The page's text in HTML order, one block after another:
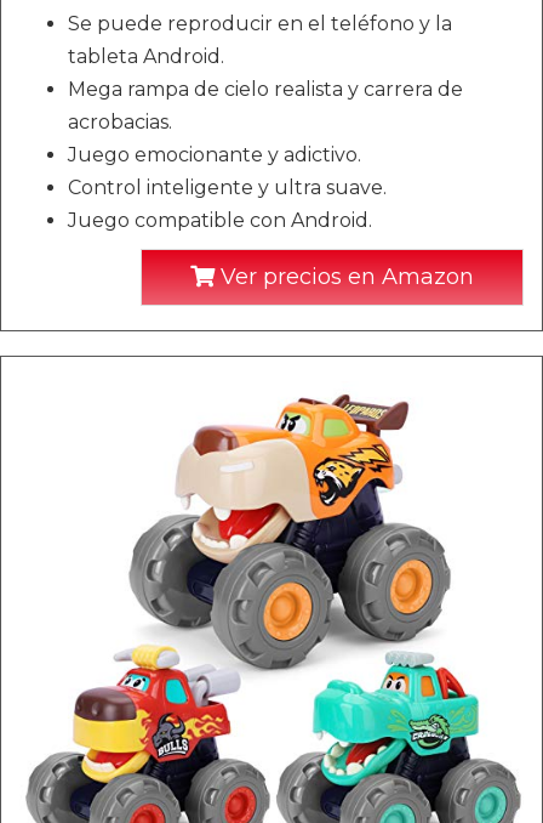
Se puede reproducir en el teléfono y la
tableta Android.
Mega rampa de cielo realista y carrera de
acrobacias.
Juego emocionante y adictivo.
Control inteligente y ultra suave.
Juego compatible con Android.
Ver precios en Amazon